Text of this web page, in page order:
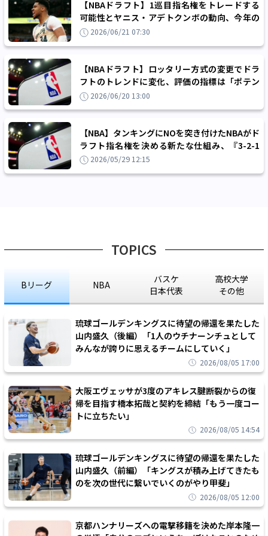
【NBAドラフト】1巡目指名権をトレードする
可能性とヤニス・アデトクンボの動向、今年の
ドラフトは『超』波乱含み？
2026/06/21 07:30
【NBAドラフト】ロッタリー方式の変更でドラ
フトのトレンドに変化、評価の指標は「ポテン
シャルから確実性」へ
2026/06/20 13:00
【NBA】タンキングにNOを突き付けたNBAがド
ラフト指名権を決める新たな仕組み、『3-2-1
ロッタリー』の導入を決める
2026/05/29 12:15
TOPICS
Bリーグ NBA
バスケ
日本代表
高校大学
その他
琉球ゴールデンキングスに待望の帰還を果たした
山内盛久（後編）「1人のウチナーンチュとして
みんなが誇りに思えるチームにしていく」
2026/08/05 17:00
大阪エヴェッサが3度のアキレス腱断裂からの復
帰を目指す橋本拓哉と契約を締結「もう一度コー
トに立ちたい」
2026/08/05 14:54
琉球ゴールデンキングスに待望の帰還を果たした
山内盛久（前編）「キングスが積み上げてきたも
のを次の世代に繋いでいくのがやり甲斐」
2026/08/05 12:00
京都ハンナリーズへの電撃移籍を決めた岸本隆一